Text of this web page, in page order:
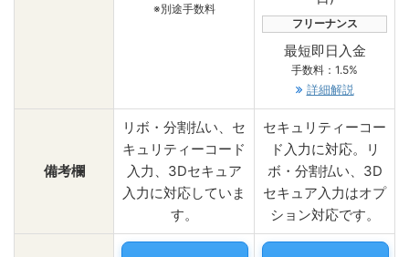
※別途手数料
フリーナンス
最短即日入金
手数料：1.5%
詳細解説
備考欄
リボ・分割払い、セ
キュリティーコード
入力、3Dセキュア
入力に対応していま
す。
セキュリティーコー
ド入力に対応。リ
ボ・分割払い、3D
セキュア入力はオプ
ション対応です。